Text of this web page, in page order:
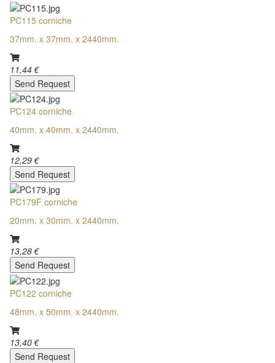
PC115 corniche
37mm. x 37mm. x 2440mm.
11,44 €
Send Request
PC124 corniche
40mm. x 40mm. x 2440mm.
12,29 €
Send Request
PC179F corniche
20mm. x 30mm. x 2440mm.
13,28 €
Send Request
PC122 corniche
48mm. x 50mm. x 2440mm.
13,40 €
Send Request